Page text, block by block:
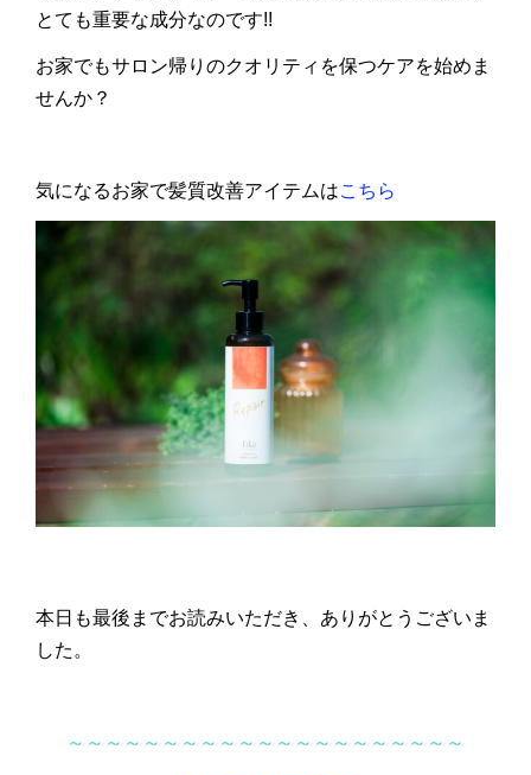
とても重要な成分なのです!!
お家でもサロン帰りのクオリティを保つケアを始めま
せんか？
気になるお家で髪質改善アイテムはこちら
本日も最後までお読みいただき、ありがとうございま
した。
～～～～～～～～～～～～～～～～～～～～～